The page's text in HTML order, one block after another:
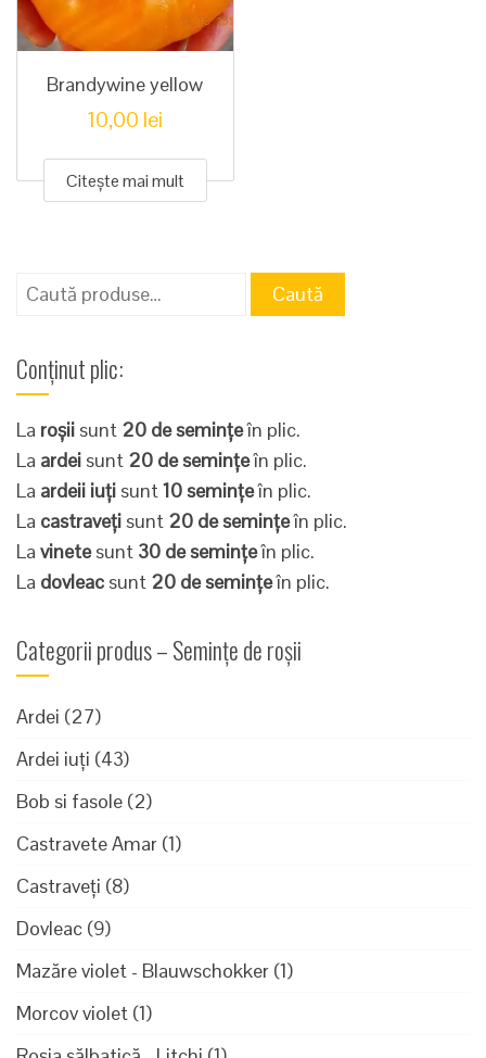
Brandywine yellow
10,00 lei
Citește mai mult
Caută
Caută
Conținut plic:
La roșii sunt 20 de semințeîn plic.
La ardei sunt 20 de semințeîn plic.
La ardeii iuți sunt10 semințeîn plic.
La castraveți sunt 20 de semințeîn plic.
La vinetesunt 30 de semințeîn plic.
La dovleac sunt 20 de semințeîn plic.
Categorii produs – Semințe de roșii
Ardei (27)
Ardei iuți (43)
Bob si fasole (2)
Castravete Amar (1)
Castraveți (8)
Dovleac (9)
Mazăre violet - Blauwschokker (1)
Morcov violet (1)